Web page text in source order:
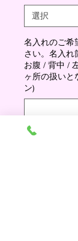
名入れのご希
さい。名入れ
お腹 / 背中 /
ヶ所の扱いと
ン)